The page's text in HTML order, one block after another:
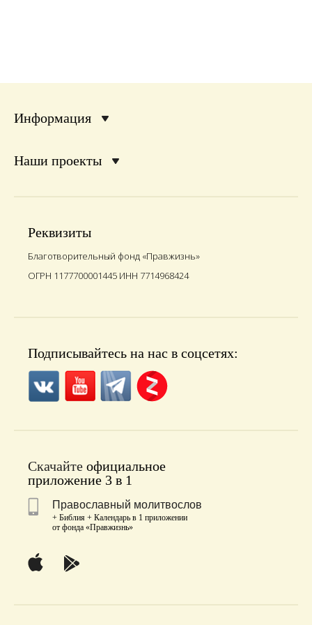
Информация
Наши проекты
Реквизиты
Благотворительный фонд «Правжизнь»
ОГРН 1177700001445 ИНН 7714968424
Подписывайтесь на нас в соцсетях:
Скачайте официальное
приложение 3 в 1
Православный молитвослов
+ Библия + Календарь в 1 приложении
от фонда «Правжизнь»